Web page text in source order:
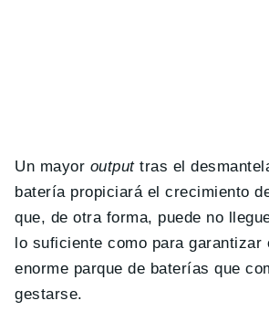
Un mayor outputtras el
batería propiciará el crecimiento
que, de otra forma, puede no
lo suficiente como para garantizar
enorme parque de baterías que
gestarse.